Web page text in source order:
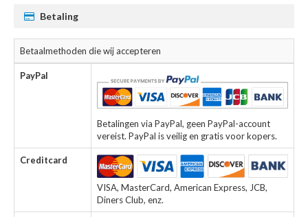
Betaling
Betaalmethoden die wij accepteren
PayPal
Betalingen via PayPal, geen PayPal-account
vereist. PayPal is veilig en gratis voor kopers.
Creditcard
VISA, MasterCard, American Express, JCB,
Diners Club, enz.